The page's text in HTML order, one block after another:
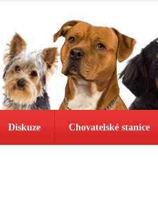
Diskuze Chovatelské stanice